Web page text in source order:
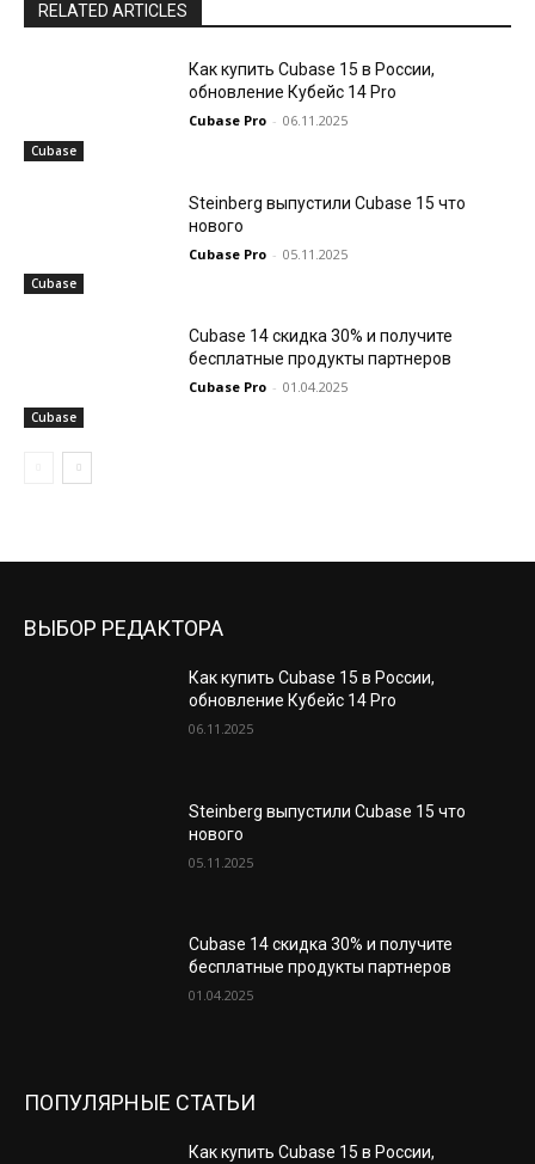
RELATED ARTICLES
Cubase
Как купить Cubase 15 в России,
обновление Кубейс 14 Pro
Cubase Pro - 06.11.2025
Cubase
Steinberg выпустили Cubase 15 что
нового
Cubase Pro - 05.11.2025
Cubase
Cubase 14 скидка 30% и получите
бесплатные продукты партнеров
Cubase Pro - 01.04.2025
ВЫБОР РЕДАКТОРА
Как купить Cubase 15 в России,
обновление Кубейс 14 Pro
06.11.2025
Steinberg выпустили Cubase 15 что
нового
05.11.2025
Cubase 14 скидка 30% и получите
бесплатные продукты партнеров
01.04.2025
ПОПУЛЯРНЫЕ СТАТЬИ
Как купить Cubase 15 в России,